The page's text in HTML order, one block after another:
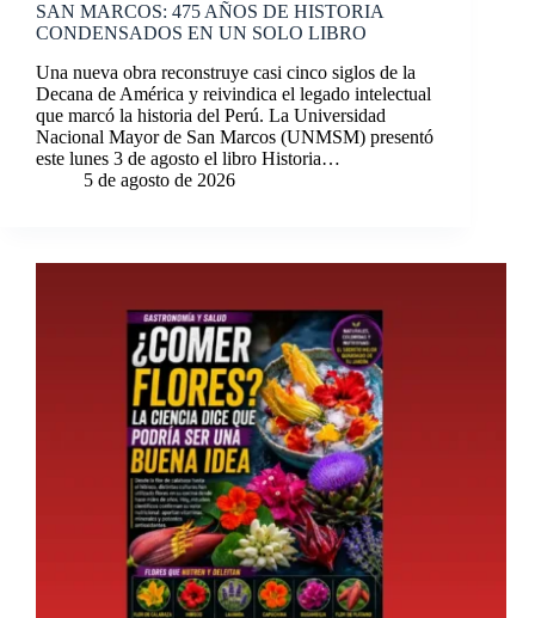
SAN MARCOS: 475 AÑOS DE HISTORIA
CONDENSADOS EN UN SOLO LIBRO
Una nueva obra reconstruye casi cinco siglos de la
Decana de América y reivindica el legado intelectual
que marcó la historia del Perú. La Universidad
Nacional Mayor de San Marcos (UNMSM) presentó
este lunes 3 de agosto el libro Historia…
5 de agosto de 2026